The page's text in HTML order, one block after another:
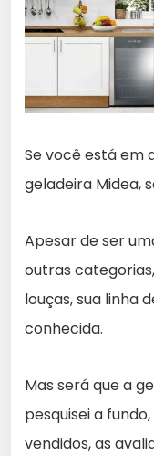
Se você está em
geladeira Midea,
Apesar de ser
outras
louças, sua linha
conhecida.
Mas será que a
pesquisei a
vendidos, as